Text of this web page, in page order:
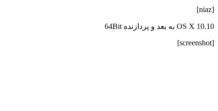
[niaz]
OS X 10.10 به بعد و پردازنده 64Bit
[screenshot]